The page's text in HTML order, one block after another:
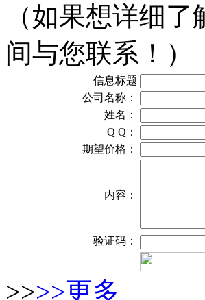
（如果想详细
间与您联系！）
信息标题
公司名称：
姓名：
Q Q：
期望价格：
内容：
验证码：
>>>>更多